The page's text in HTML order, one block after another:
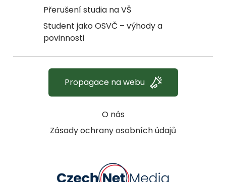
Přerušení studia na VŠ
Student jako OSVČ – výhody a
povinnosti
O nás
Zásady ochrany osobních údajů
Propagace na webu